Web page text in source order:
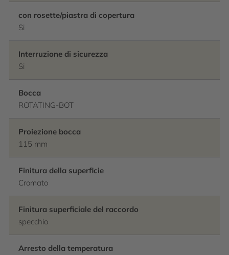
con rosette/piastra di copertura
Si
Interruzione di sicurezza
Si
Bocca
ROTATING-BOT
Proiezione bocca
115 mm
Finitura della superficie
Cromato
Finitura superficiale del raccordo
specchio
Arresto della temperatura